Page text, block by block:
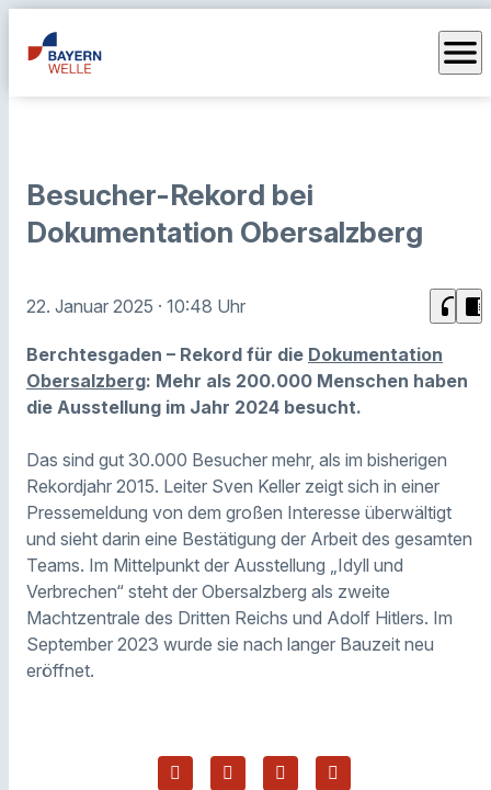
menu
Besucher-Rekord bei
Dokumentation Obersalzberg
22. Januar 2025 · 10:48 Uhr headphones chrome_reader_mode
Berchtesgaden – Rekord für die Dokumentation
Obersalzberg: Mehr als 200.000 Menschen haben
die Ausstellung im Jahr 2024 besucht.
Das sind gut 30.000 Besucher mehr, als im bisherigen
Rekordjahr 2015. Leiter Sven Keller zeigt sich in einer
Pressemeldung von dem großen Interesse überwältigt
und sieht darin eine Bestätigung der Arbeit des gesamten
Teams. Im Mittelpunkt der Ausstellung „Idyll und
Verbrechen“ steht der Obersalzberg als zweite
Machtzentrale des Dritten Reichs und Adolf Hitlers. Im
September 2023 wurde sie nach langer Bauzeit neu
eröffnet.